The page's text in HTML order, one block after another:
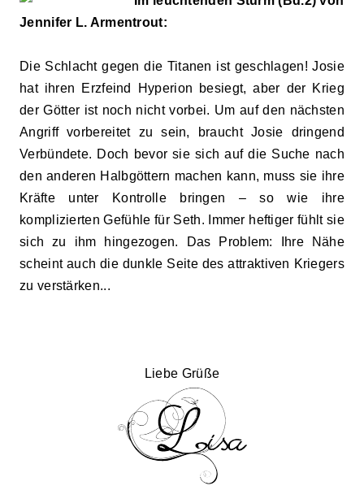
Jennifer L. Armentrout:
Die Schlacht gegen die Titanen ist geschlagen! Josie
hat ihren Erzfeind Hyperion besiegt, aber der Krieg
der Götter ist noch nicht vorbei. Um auf den nächsten
Angriff vorbereitet zu sein, braucht Josie dringend
Verbündete. Doch bevor sie sich auf die Suche nach
den anderen Halbgöttern machen kann, muss sie ihre
Kräfte unter Kontrolle bringen – so wie ihre
komplizierten Gefühle für Seth. Immer heftiger fühlt sie
sich zu ihm hingezogen. Das Problem: Ihre Nähe
scheint auch die dunkle Seite des attraktiven Kriegers
zu verstärken...
Liebe Grüße